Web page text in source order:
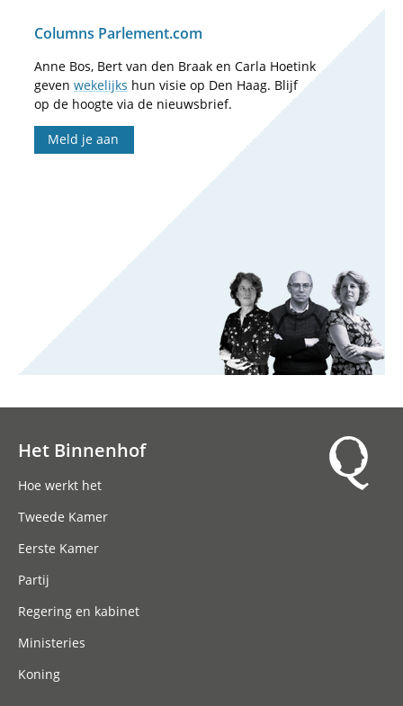
Columns Parlement.com
Anne Bos, Bert van den Braak en Carla Hoetink
geven wekelijks hun visie op Den Haag. Blijf
op de hoogte via de nieuwsbrief.
Meld je aan
Het Binnenhof
Hoe werkt het
Tweede Kamer
Eerste Kamer
Partij
Regering en kabinet
Ministeries
Koning